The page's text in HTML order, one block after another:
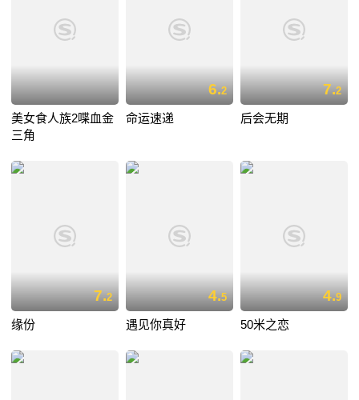
美女食人族2喋血金
三角
6.2
命运速递
7.2
后会无期
7.2
缘份
4.5
遇见你真好
4.9
50米之恋